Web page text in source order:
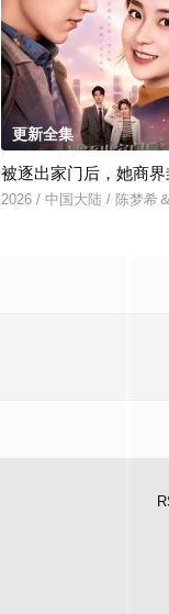
更新全集
被逐出家门后，她商界
2026 / 中国大陆 / 陈梦希